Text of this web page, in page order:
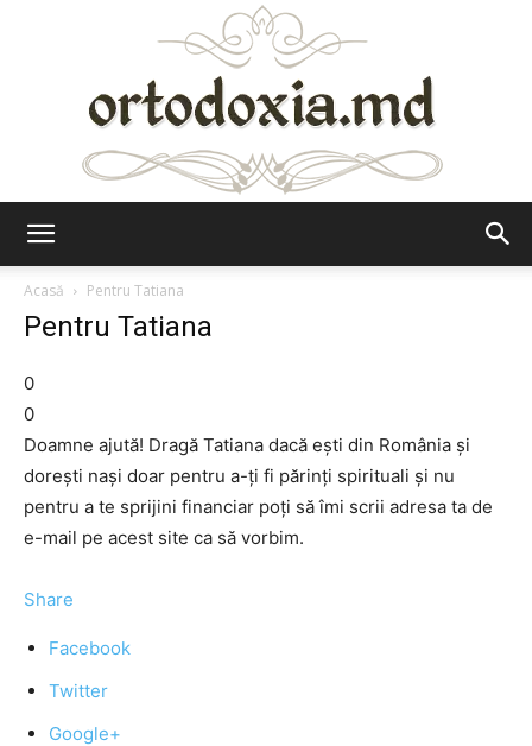
Acasă
Pentru Tatiana
Pentru Tatiana
0
0
Doamne ajută! Dragă Tatiana dacă eşti din România şi
doreşti naşi doar pentru a-ţi fi părinţi spirituali şi nu
pentru a te sprijini financiar poţi să îmi scrii adresa ta de
e-mail pe acest site ca să vorbim.
Share
Facebook
Twitter
Google+